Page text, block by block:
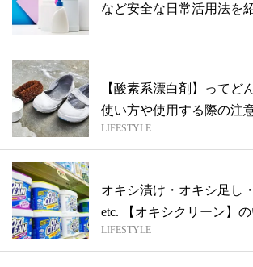
など安全な日常活用法を
【酸素系漂白剤】ってど
使い方や使用する際の注
LIFESTYLE
オキシ漬け・オキシ足し
etc. 【オキシクリーン】
い...
LIFESTYLE